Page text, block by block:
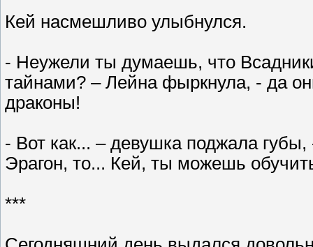
Кей насмешливо улыбнулся.
- Неужели ты думаешь, что
тайнами? – Лейна фыркнула, - да
драконы!
- Вот как... – девушка поджала
Эрагон, то... Кей, ты можешь
***